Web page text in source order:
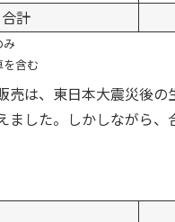
合計
み
含む
売は、東日本大震災後
ました。しかしながら、